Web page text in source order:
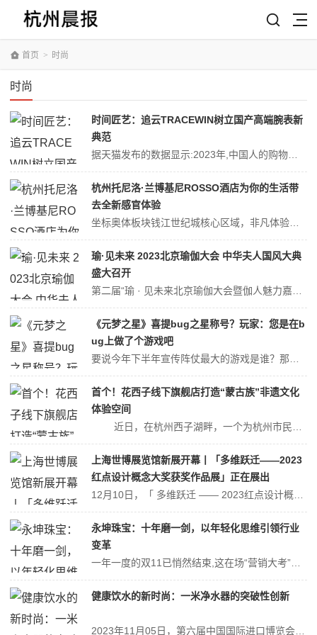
首页 > 时尚
时尚
时间匠艺：追云TRACEWIN树立国产高端腕表新
典范
杭州托尼洛·兰博基尼ROSSO酒店为你的生活带
去全新感官体验
瑜·见未来 2023北京瑜伽大会 中华夫人国风大典
盛大召开
《元梦之星》喜提bug之星称号？玩家：您是在b
ug上做了个游戏吧
首个！花西子线下旗舰店打造“蒙古族”非遗文化
体验空间
上海世博展览馆新展开幕丨「多维跃迁——2023
红点设计概念大奖获奖作品展」正在展出
永坤珠宝：十年磨一剑，以年轻化思维引领行业
变革
健康饮水的新时尚：一米净水器的突破性创新